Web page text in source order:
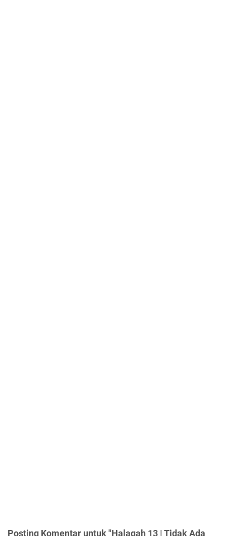
Posting Komentar untuk "Halaqah 13 | Tidak Ada